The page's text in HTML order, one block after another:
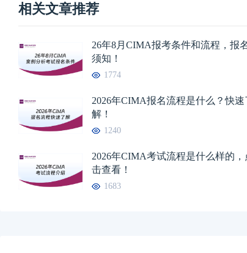
相关文章推荐
26年8月CIMA报考条件和流程，报
须知！
1774
2026年CIMA报名流程是什么？快速
解！
1240
2026年CIMA考试流程是什么样的，
击查看！
1683